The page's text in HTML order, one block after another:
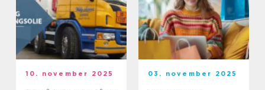
10. november 2025 03. november 2025